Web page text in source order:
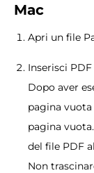
Mac
Apri un file
Inserisci
Dopo aver
pagina
pagina
del file PDF
Non